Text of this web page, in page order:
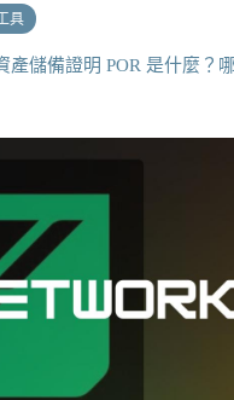
具
產儲備證明 POR 是什麼？